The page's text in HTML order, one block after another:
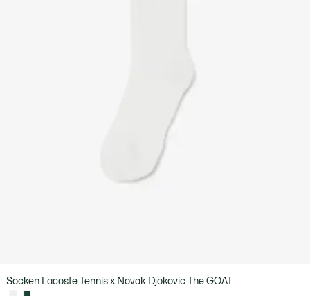
Socken Lacoste Tennis x Novak Djokovic The GOAT